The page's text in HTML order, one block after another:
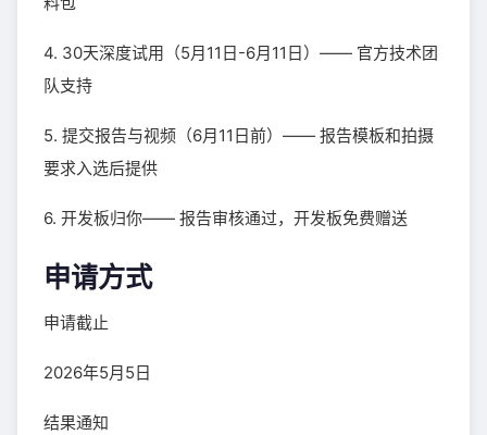
4. 30天深度试用（5月11日-6月11日）—— 官方技术团
队支持
5. 提交报告与视频（6月11日前）—— 报告模板和拍摄
要求入选后提供
6. 开发板归你—— 报告审核通过，开发板免费赠送
申请方式
申请截止
2026年5月5日
结果通知